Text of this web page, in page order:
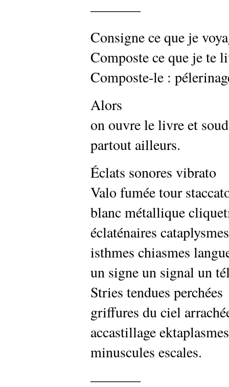
———–
Consigne ce que je
Composte ce que je te
Composte-le :
Alors
on ouvre le livre et
partout ailleurs.
Éclats sonores vibrato
Valo fumée tour
blanc métallique
éclaténaires cataplysmes
isthmes chiasmes
un signe un signal un
Stries tendues perchées
griffures du ciel
accastillage ektaplasmes
minuscules escales.
———–